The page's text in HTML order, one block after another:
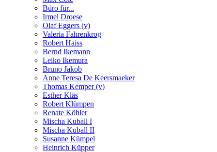
Büro für...
Irmel Droese
Olaf Eggers (v)
Valeria Fahrenkrog
Robert Haiss
Bernd Ikemann
Leiko Ikemura
Bruno Jakob
Anne Teresa De Keersmaeker
Thomas Kemper (v)
Esther Kläs
Robert Klümpen
Renate Köhler
Mischa Kuball I
Mischa Kuball II
Susanne Kümpel
Heinrich Küpper